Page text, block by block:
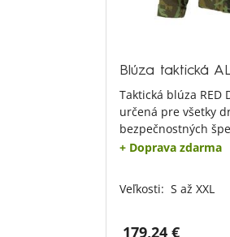
Blúza taktická
Taktická blúza RED
určená pre všetky
bezpečnostných
+ Doprava zdarma
Veľkosti: S až XXL
179,24 €